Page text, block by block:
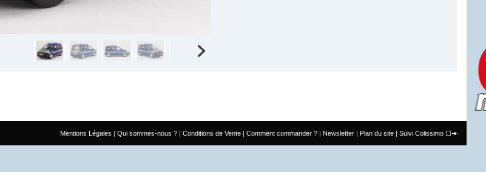
Mentions Légales Qui sommes-nous ? Conditions de Vente Comment commander ? Newsletter Plan du site Suivi Colissimo